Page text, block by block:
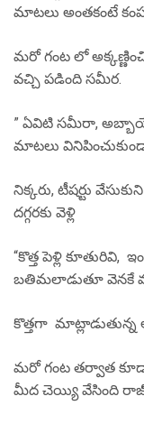
మాటలు అంతకంటే
మరో గంట లో
వచ్చి పడింది సమీర.
” ఏవిటి సమీరా,
మాటలు
నిక్కరు, టీషర్టు
దగ్గరకు వెళ్లి
“కొత్త పెళ్లి కూతురివి,
బతిమలాడుతూ వెనకే
కొత్తగా మాట్లాడుతున్న
మరో గంట తర్వాత కూడా
మీద చెయ్యి వేసింది